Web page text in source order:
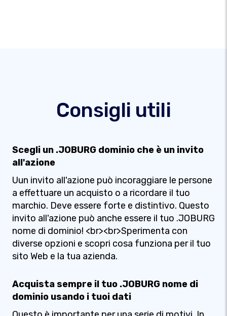
Consigli utili
Scegli un .JOBURG dominio che è un invito
all'azione
Uun invito all'azione può incoraggiare le persone
a effettuare un acquisto o a ricordare il tuo
marchio. Deve essere forte e distintivo. Questo
invito all'azione può anche essere il tuo .JOBURG
nome di dominio! <br><br>Sperimenta con
diverse opzioni e scopri cosa funziona per il tuo
sito Web e la tua azienda.
Acquista sempre il tuo .JOBURG nome di
dominio usando i tuoi dati